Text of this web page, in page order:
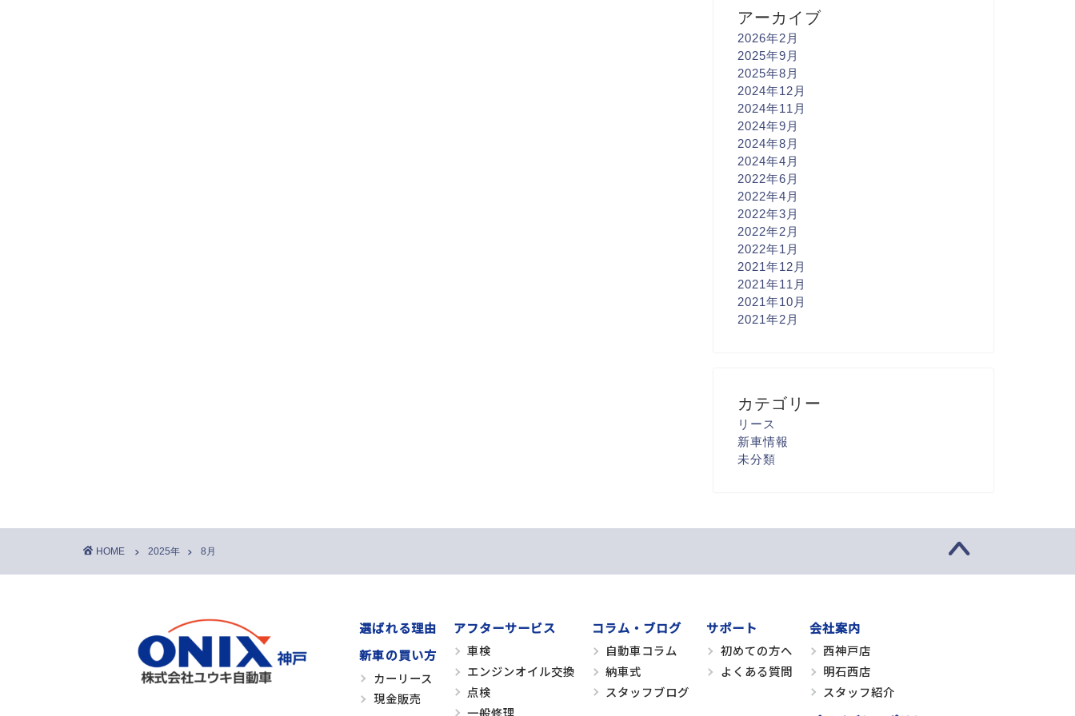
アーカイブ
2026年2月
2025年9月
2025年8月
2024年12月
2024年11月
2024年9月
2024年8月
2024年4月
2022年6月
2022年4月
2022年3月
2022年2月
2022年1月
2021年12月
2021年11月
2021年10月
2021年2月
カテゴリー
リース
新車情報
未分類
HOME 2025年 8月
選ばれる理由
新車の買い方
カーリース
現金販売
アフターサービス
車検
エンジンオイル交換
点検
一般修理
コラム・ブログ
自動車コラム
納車式
スタッフブログ
サポート
初めての方へ
よくある質問
会社案内
西神戸店
明石西店
スタッフ紹介